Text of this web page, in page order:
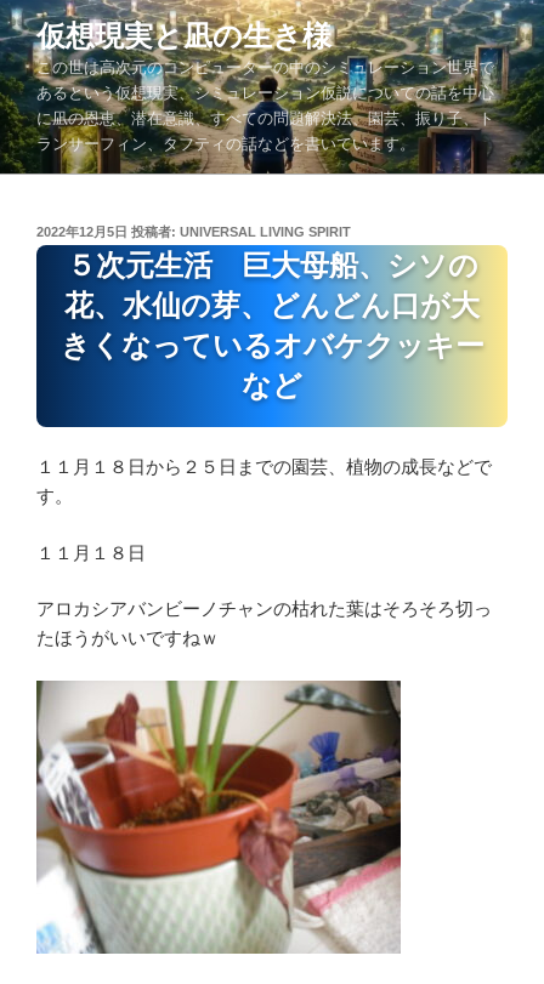
コ
ン
テ
ン
ツ
へ
仮想現実と凪の生き様
この世は高次元のコンピューターの中のシミュレーション世界で
あるという仮想現実、シミュレーション仮説についての話を中心
に凪の恩恵、潜在意識、すべての問題解決法、園芸、振り子、ト
ランサーフィン、タフティの話などを書いています。
投
稿
2022年12月5日 投稿者: UNIVERSAL LIVING SPIRIT
５次元生活 巨大母船、シソの
花、水仙の芽、どんどん口が大
きくなっているオバケクッキー
など
１１月１８日から２５日までの園芸、植物の成長などで
す。
１１月１８日
アロカシアバンビーノチャンの枯れた葉はそろそろ切っ
たほうがいいですねｗ